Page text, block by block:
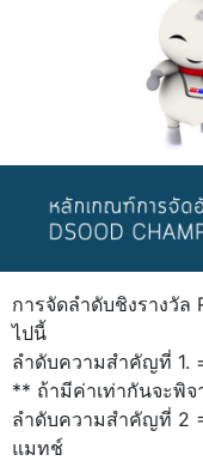
การจัดลำดับชิงรางวัล
ไปนี้
ลำดับความสำคัญที่ 1.
** ถ้ามีค่าเท่ากันจะพิ
ลำดับความสำคัญที่ 2
แมทช์